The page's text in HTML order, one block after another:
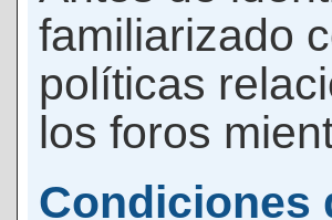
familiarizado
políticas
los foros
Condiciones